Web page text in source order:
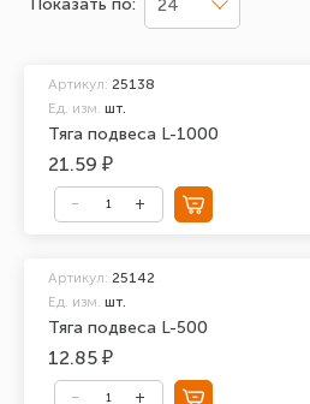
Показать по: 24
Тяга подвеса L-1000
Артикул: 25138
Ед. изм. шт.
21.59 ₽
Тяга подвеса L-500
Артикул: 25142
Ед. изм. шт.
12.85 ₽